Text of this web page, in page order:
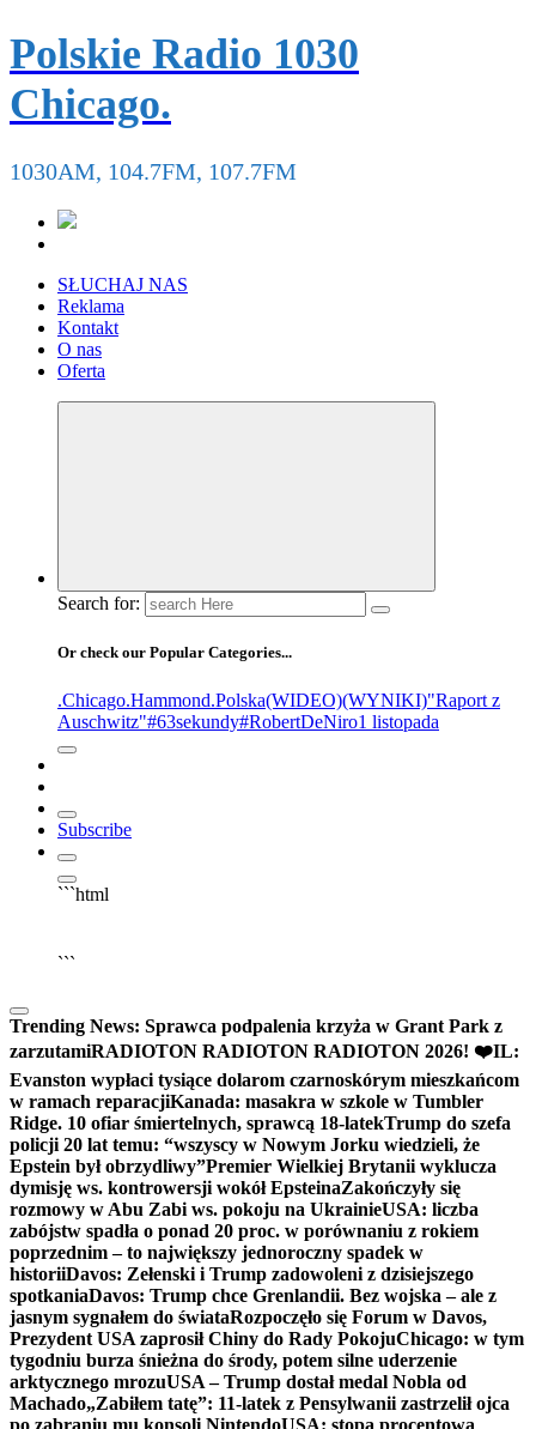
Polskie Radio 1030
Chicago.
1030AM, 104.7FM, 107.7FM
SŁUCHAJ NAS
Reklama
Kontakt
O nas
Oferta
Search for:
Or check our Popular Categories...
.Chicago.Hammond.Polska(WIDEO)(WYNIKI)"Raport z
Auschwitz"#63sekundy#RobertDeNiro1 listopada
Subscribe
```html
```
Trending News: Sprawca podpalenia krzyża w Grant Park z
zarzutamiRADIOTON RADIOTON RADIOTON 2026! ❤️IL:
Evanston wypłaci tysiące dolarom czarnoskórym mieszkańcom
w ramach reparacjiKanada: masakra w szkole w Tumbler
Ridge. 10 ofiar śmiertelnych, sprawcą 18-latekTrump do szefa
policji 20 lat temu: “wszyscy w Nowym Jorku wiedzieli, że
Epstein był obrzydliwy”Premier Wielkiej Brytanii wyklucza
dymisję ws. kontrowersji wokół EpsteinaZakończyły się
rozmowy w Abu Zabi ws. pokoju na UkrainieUSA: liczba
zabójstw spadła o ponad 20 proc. w porównaniu z rokiem
poprzednim – to największy jednoroczny spadek w
historiiDavos: Zełenski i Trump zadowoleni z dzisiejszego
spotkaniaDavos: Trump chce Grenlandii. Bez wojska – ale z
jasnym sygnałem do świataRozpoczęło się Forum w Davos,
Prezydent USA zaprosił Chiny do Rady PokojuChicago: w tym
tygodniu burza śnieżna do środy, potem silne uderzenie
arktycznego mrozuUSA – Trump dostał medal Nobla od
Machado„Zabiłem tatę”: 11-latek z Pensylwanii zastrzelił ojca
po zabraniu mu konsoli NintendoUSA: stopa procentowa